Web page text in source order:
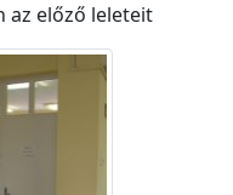
az előző leleteit